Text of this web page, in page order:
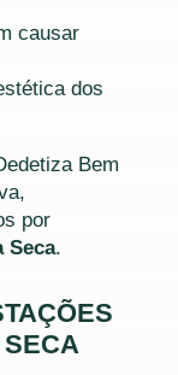
causar
dos
Bem
por
Seca.